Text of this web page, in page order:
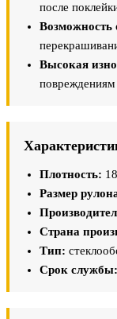
после
Возможность
Высокая
повреждениям
Плотность:
Размер
Страна
Тип:
Срок службы: